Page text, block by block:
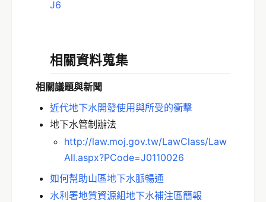
J6
相關資料蒐集
相關議題與新聞
近代地下水開發使用與所受的衝擊
地下水管制辦法
http://law.moj.gov.tw/LawClass/Law
All.aspx?PCode=J0110026
如何幫助山區地下水脈暢通
水利署地質資源組地下水補注區簡報